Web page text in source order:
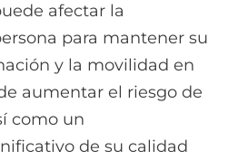
afectar la
para mantener su
y la movilidad en
aumentar el riesgo de
como un
de su calidad